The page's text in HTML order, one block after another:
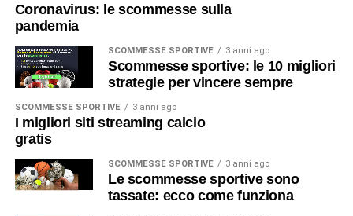
Coronavirus: le scommesse sulla
pandemia
SCOMMESSE SPORTIVE 3 anni ago
Scommesse sportive: le 10 migliori
strategie per vincere sempre
SCOMMESSE SPORTIVE 3 anni ago
I migliori siti streaming calcio
gratis
SCOMMESSE SPORTIVE 3 anni ago
Le scommesse sportive sono
tassate: ecco come funziona